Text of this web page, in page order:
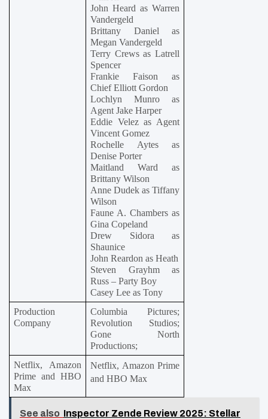
John Heard as Warren
Vandergeld
Brittany Daniel as
Megan Vandergeld
Terry Crews as Latrell
Spencer
Frankie Faison as
Chief Elliott Gordon
Lochlyn Munro as
Agent Jake Harper
Eddie Velez as Agent
Vincent Gomez
Rochelle Aytes as
Denise Porter
Maitland Ward as
Brittany Wilson
Anne Dudek as Tiffany
Wilson
Faune A. Chambers as
Gina Copeland
Drew Sidora as
Shaunice
John Reardon as Heath
Steven Grayhm as
Russ – Party Boy
Casey Lee as Tony
Production
Company
Columbia Pictures;
Revolution Studios;
Gone North
Productions;
Netflix, Amazon
Prime and HBO
Max
Netflix, Amazon Prime
and HBO Max
See also Inspector Zende Review 2025: Stellar